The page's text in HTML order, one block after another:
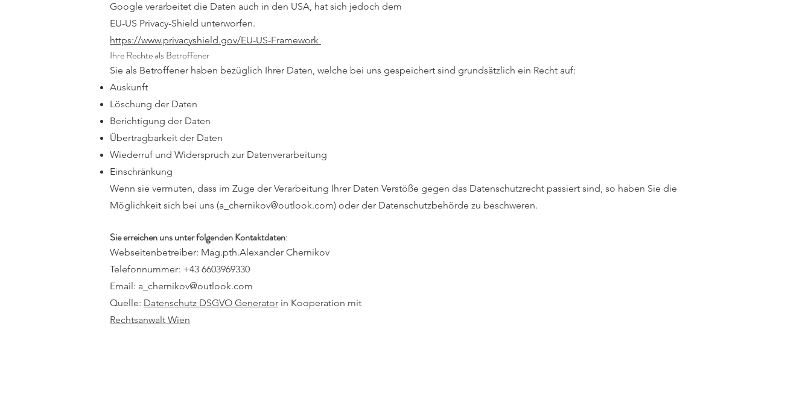
Google verarbeitet die Daten auch in den USA, hat sich jedoch dem
EU-US Privacy-Shield unterworfen.
https://www.privacyshield.gov/EU-US-Framework
Ihre Rechte als Betroffener
Sie als Betroffener haben bezüglich Ihrer Daten, welche bei uns gespeichert sind grundsätzlich ein Recht auf:
Auskunft
Löschung der Daten
Berichtigung der Daten
Übertragbarkeit der Daten
Wiederruf und Widerspruch zur Datenverarbeitung
Einschränkung
Wenn sie vermuten, dass im Zuge der Verarbeitung Ihrer Daten Verstöße gegen das Datenschutzrecht passiert sind, so haben Sie die
Möglichkeit sich bei uns (a_chernikov@outlook.com) oder der Datenschutzbehörde zu beschweren.
Sie erreichen uns unter folgenden Kontaktdaten:
Webseitenbetreiber: Mag.pth.Alexander Chernikov
Telefonnummer: +43 6603969330
Email: a_chernikov@outlook.com
Quelle: Datenschutz DSGVO Generator in Kooperation mit
Rechtsanwalt Wien